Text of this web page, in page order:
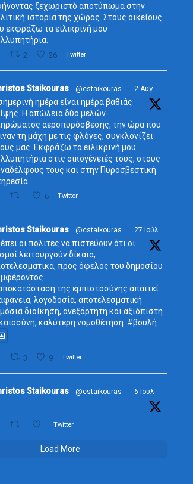
ξεχωριστό αποτύπωμα στην
ιστορία της χώρας. Στους οικείους
εκφράζω τα ειλικρινή μου
2 26 Twitter
Staikouras @cstaikouras · 2 Αυγ
ημέρα είναι ημέρα βαθιάς
Η απώλεια δύο μελών
αεροπυρόσβεσης, την ώρα που
τη μάχη με τις φλόγες, συγκλονίζει
μας. Εκφράζω τα ειλικρινή μου
στις οικογένειές τους, στους
τους και στην Πυροσβεστική
6 Twitter
Staikouras @cstaikouras · 27 Ιούλ
οι πολίτες να πιστεύουν ότι οι
λειτουργούν δίκαια,
προς όφελος του δημοσίου
της εμπιστοσύνης απαιτεί
λογοδοσία, αποτελεσματική
διοίκηση, ανεξάρτητη και αξιόπιστη
καλύτερη νομοθέτηση. #βουλή
3 9 Twitter
Staikouras @cstaikouras · 6 Ιούλ
Twitter
Load More